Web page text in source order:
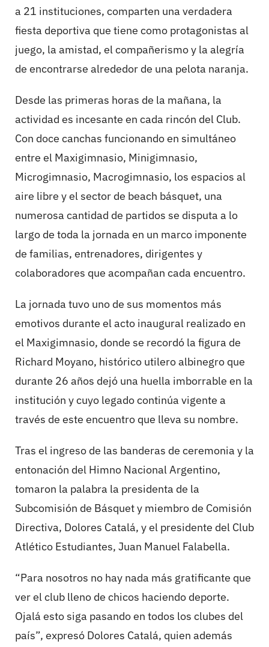
a 21 instituciones, comparten una verdadera
fiesta deportiva que tiene como protagonistas al
juego, la amistad, el compañerismo y la alegría
de encontrarse alrededor de una pelota naranja.
Desde las primeras horas de la mañana, la
actividad es incesante en cada rincón del Club.
Con doce canchas funcionando en simultáneo
entre el Maxigimnasio, Minigimnasio,
Microgimnasio, Macrogimnasio, los espacios al
aire libre y el sector de beach básquet, una
numerosa cantidad de partidos se disputa a lo
largo de toda la jornada en un marco imponente
de familias, entrenadores, dirigentes y
colaboradores que acompañan cada encuentro.
La jornada tuvo uno de sus momentos más
emotivos durante el acto inaugural realizado en
el Maxigimnasio, donde se recordó la figura de
Richard Moyano, histórico utilero albinegro que
durante 26 años dejó una huella imborrable en la
institución y cuyo legado continúa vigente a
través de este encuentro que lleva su nombre.
Tras el ingreso de las banderas de ceremonia y la
entonación del Himno Nacional Argentino,
tomaron la palabra la presidenta de la
Subcomisión de Básquet y miembro de Comisión
Directiva, Dolores Catalá, y el presidente del Club
Atlético Estudiantes, Juan Manuel Falabella.
“Para nosotros no hay nada más gratificante que
ver el club lleno de chicos haciendo deporte.
Ojalá esto siga pasando en todos los clubes del
país”, expresó Dolores Catalá, quien además